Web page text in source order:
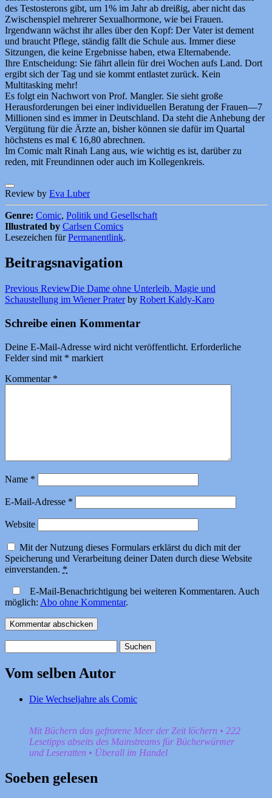
des Testosterons gibt, um 1% im Jahr ab dreißig, aber nicht das
Zwischenspiel mehrerer Sexualhormone, wie bei Frauen.
Irgendwann wächst ihr alles über den Kopf: Der Vater ist dement
und braucht Pflege, ständig fällt die Schule aus. Immer diese
Sitzungen, die keine Ergebnisse haben, etwa Elternabende.
Ihre Entscheidung: Sie fährt allein für drei Wochen aufs Land. Dort
ergibt sich der Tag und sie kommt entlastet zurück. Kein
Multitasking mehr!
Es folgt ein Nachwort von Prof. Mangler. Sie sieht große
Herausforderungen bei einer individuellen Beratung der Frauen—7
Millionen sind es immer in Deutschland. Da steht die Anhebung der
Vergütung für die Ärzte an, bisher können sie dafür im Quartal
höchstens es mal € 16,80 abrechnen.
Im Comic malt Rinah Lang aus, wie wichtig es ist, darüber zu
reden, mit Freundinnen oder auch im Kollegenkreis.
Review by Eva Luber
Genre: Comic, Politik und Gesellschaft
Illustrated by Carlsen Comics
Lesezeichen fürPermanentlink.
Beitragsnavigation
Previous ReviewDie Dame ohne Unterleib. Magie und
Schaustellung im Wiener Praterby Robert Kaldy-Karo
Schreibe einen Kommentar
Deine E-Mail-Adresse wird nicht veröffentlicht. Erforderliche
Felder sind mit * markiert
Kommentar *
Name *
E-Mail-Adresse *
Website
Mit der Nutzung dieses Formulars erklärst du dich mit der
Speicherung und Verarbeitung deiner Daten durch diese Website
einverstanden. *
E-Mail-Benachrichtigung bei weiteren Kommentaren. Auch
möglich: Abo ohne Kommentar.
nach:
Vom selben Autor
Die Wechseljahre als Comic
Mit Büchern das gefrorene Meer der Zeit löchern • 222
Lesetipps abseits des Mainstreams für Bücherwürmer
und Leseratten • Überall im Handel
Soeben gelesen